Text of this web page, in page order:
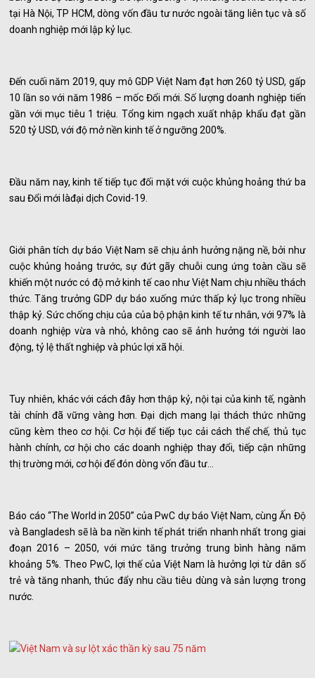
tại Hà Nội, TP HCM, dòng vốn đầu tư nước ngoài tăng liên tục và số
doanh nghiệp mới lập kỷ lục.
Đến cuối năm 2019, quy mô GDP Việt Nam đạt hơn 260 tỷ USD, gấp
10 lần so với năm 1986 – mốc Đổi mới. Số lượng doanh nghiệp tiến
gần với mục tiêu 1 triệu. Tổng kim ngạch xuất nhập khẩu đạt gần
520 tỷ USD, với độ mở nền kinh tế ở ngưỡng 200%.
Đầu năm nay, kinh tế tiếp tục đối mặt với cuộc khủng hoảng thứ ba
sau Đổi mới làđại dịch Covid-19.
Giới phân tích dự báo Việt Nam sẽ chịu ảnh hưởng nặng nề, bởi như
cuộc khủng hoảng trước, sự đứt gãy chuỗi cung ứng toàn cầu sẽ
khiến một nước có độ mở kinh tế cao như Việt Nam chịu nhiều thách
thức. Tăng trưởng GDP dự báo xuống mức thấp kỷ lục trong nhiều
thập kỷ. Sức chống chịu của của bộ phận kinh tế tư nhân, với 97% là
doanh nghiệp vừa và nhỏ, không cao sẽ ảnh hưởng tới người lao
động, tỷ lệ thất nghiệp và phúc lợi xã hội.
Tuy nhiên, khác với cách đây hơn thập kỷ, nội tại của kinh tế, ngành
tài chính đã vững vàng hơn. Đại dịch mang lại thách thức những
cũng kèm theo cơ hội. Cơ hội để tiếp tục cải cách thể chế, thủ tục
hành chính, cơ hội cho các doanh nghiệp thay đổi, tiếp cận những
thị trường mới, cơ hội để đón dòng vốn đầu tư…
Báo cáo “The World in 2050” của PwC dự báo Việt Nam, cùng Ấn Độ
và Bangladesh sẽ là ba nền kinh tế phát triển nhanh nhất trong giai
đoạn 2016 – 2050, với mức tăng trưởng trung bình hàng năm
khoảng 5%. Theo PwC, lợi thế của Việt Nam là hưởng lợi từ dân số
trẻ và tăng nhanh, thúc đẩy nhu cầu tiêu dùng và sản lượng trong
nước.